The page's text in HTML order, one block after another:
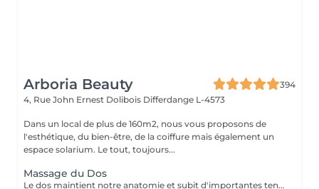
Arboria Beauty
394
4, Rue John Ernest Dolibois Differdange L-4573
Dans un local de plus de 160m2, nous vous proposons de
l'esthétique, du bien-être, de la coiffure mais également un
espace solarium. Le tout, toujours...
Massage du Dos
Le dos maintient notre anatomie et subit d'importantes tensions liées au stress, à la fatigue, au froid, aux mauvaises positions... Le massage du dos permet de dénouer les tensions, détendre les muscles, soulage les courbatures et les contractions. Le massage du dos est une véritable source de bien être et de détente. Il a un effet bénéfique de façon locale mais aussi sur la détente générale. Senteurs aux choix: Fleur de Tiaré, Thé vert Jasmin, Rose Litchi, Cédra Passion